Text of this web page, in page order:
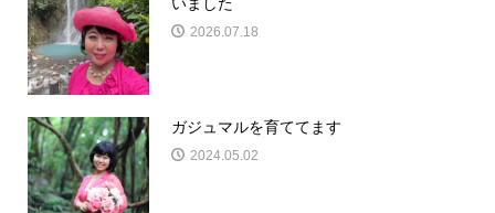
いました
2026.07.18
ガジュマルを育ててます
2024.05.02